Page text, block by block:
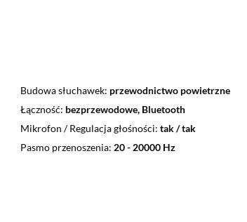
Budowa słuchawek przewodnictwo powietrzne
Łączność bezprzewodowe, Bluetooth
Mikrofon / Regulacja głośności tak / tak
Pasmo przenoszenia 20 - 20000 Hz